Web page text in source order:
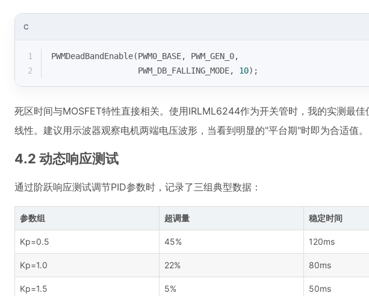
C
1
PWMDeadBandEnable(PWM0_BASE, PWM_GEN_0,
2
                  PWM_DB_FALLING_MODE,
10);
死区时间与MOSFET特性直接相关。使用IRLML6244作为开关管时，我的实测最
线性。建议用示波器观察电机两端电压波形，当看到明显的"平台期"时即为合适值。
4.2 动态响应测试
通过阶跃响应测试调节PID参数时，记录了三组典型数据：
参数组 超调量 稳定时间
Kp=0.5 45% 120ms
Kp=1.0 22% 80ms
Kp=1.5 5% 50ms